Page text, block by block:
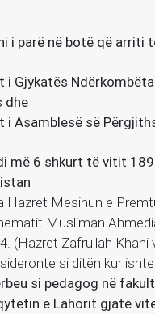
i parë në botë që arriti
i Gjykatës
dhe
i Asamblesë së
më 6 shkurt të vitit
Hazret Mesihun e
Musliman
(Hazret Zafrullah Khani
si ditën kur
si pedagog në
e Lahorit gjatë